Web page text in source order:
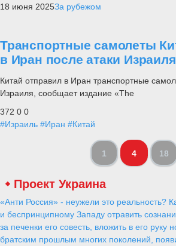
18 июня 2025За рубежом
Транспортные самолеты
в Иран после атаки Израиля
Китай отправил в Иран транспортные
Израиля, сообщает издание «The
372 0 0
#Израиль #Иран #Китай
1 4 18
Проект Украина
«Анти Россия» - неужели это реальность?
и беспринципному Западу отравить
за печенки его совесть, вложить в его
братским прошлым многих поколений,